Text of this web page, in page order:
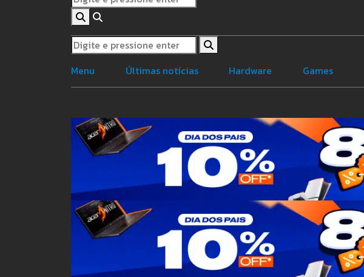
Menu Últimas notícias Hardware Games